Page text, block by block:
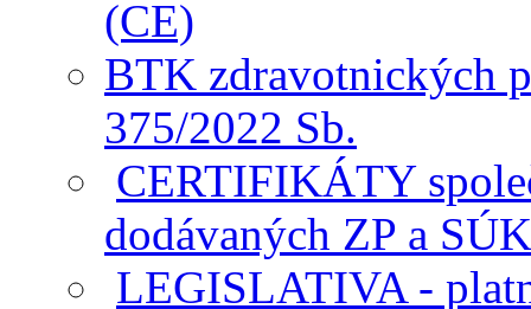
(CE)
BTK zdravotnických
375/2022 Sb.
CERTIFIKÁTY
dodávaných ZP a
LEGISLATIVA -